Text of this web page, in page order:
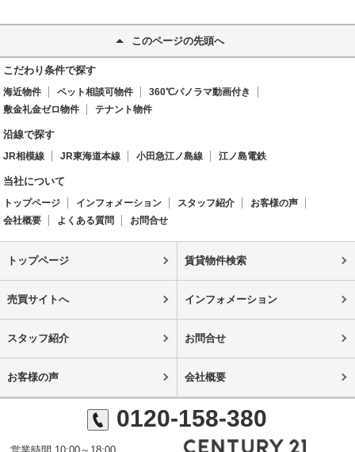
このページの先頭へ
こだわり条件で探す
海近物件 ペット相談可物件
360℃パノラマ動画付き
敷金礼金ゼロ物件
テナント物件
沿線で探す
JR相模線 JR東海道本線 小田急江ノ島線 江ノ島電鉄
当社について
トップページ インフォメーション スタッフ紹介
お客様の声
会社概要
よくある質問 お問合せ
トップページ 賃貸物件検索
売買サイトへ インフォメーション
スタッフ紹介 お問合せ
お客様の声 会社概要
0120-158-380